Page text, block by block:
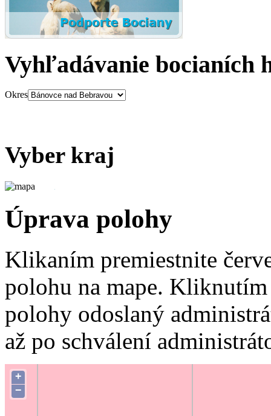
Vyhľadávanie bocianích
Okres
Vyber kraj
Úprava polohy
Klikaním premiestnite
polohu na mape.
polohy odoslaný
až po schválení
+
−